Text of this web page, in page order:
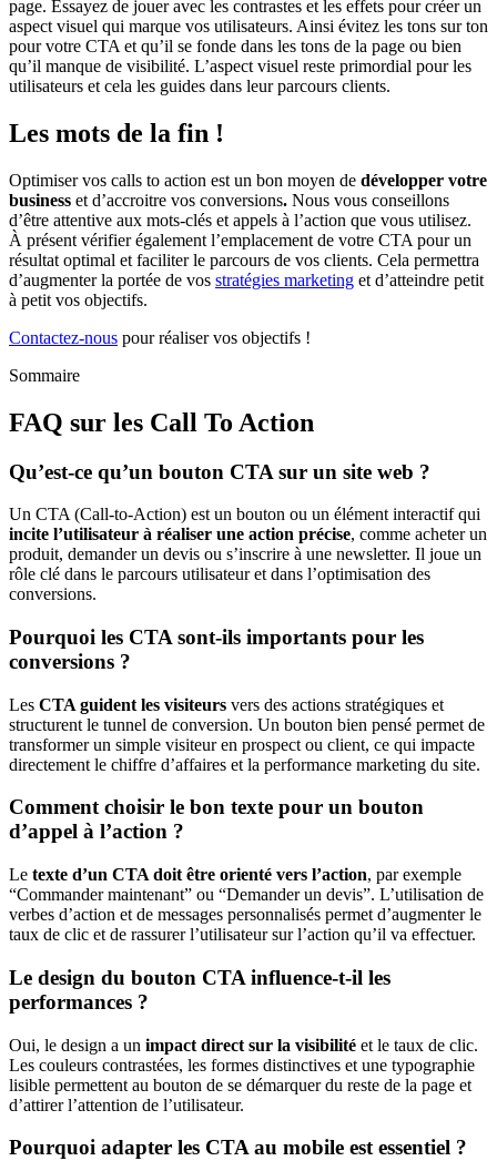
page. Essayez de jouer avec les contrastes et les effets pour créer un
aspect visuel qui marque vos utilisateurs. Ainsi évitez les tons sur ton
pour votre CTA et qu’il se fonde dans les tons de la page ou bien
qu’il manque de visibilité. L’aspect visuel reste primordial pour les
utilisateurs et cela les guides dans leur parcours clients.
Les mots de la fin !
Optimiser vos calls to action est un bon moyen de développer votre
business et d’accroitre vos conversions. Nous vous conseillons
d’être attentive aux mots-clés et appels à l’action que vous utilisez.
À présent vérifier également l’emplacement de votre CTA pour un
résultat optimal et faciliter le parcours de vos clients. Cela permettra
d’augmenter la portée de vos stratégies marketing et d’atteindre petit
à petit vos objectifs.
Contactez-nous pour réaliser vos objectifs !
Sommaire
FAQ sur les Call To Action
Qu’est-ce qu’un bouton CTA sur un site web ?
Un CTA (Call-to-Action) est un bouton ou un élément interactif qui
incite l’utilisateur à réaliser une action précise, comme acheter un
produit, demander un devis ou s’inscrire à une newsletter. Il joue un
rôle clé dans le parcours utilisateur et dans l’optimisation des
conversions.
Pourquoi les CTA sont-ils importants pour les
conversions ?
Les CTA guident les visiteurs vers des actions stratégiques et
structurent le tunnel de conversion. Un bouton bien pensé permet de
transformer un simple visiteur en prospect ou client, ce qui impacte
directement le chiffre d’affaires et la performance marketing du site.
Comment choisir le bon texte pour un bouton
d’appel à l’action ?
Le texte d’un CTA doit être orienté vers l’action, par exemple
“Commander maintenant” ou “Demander un devis”. L’utilisation de
verbes d’action et de messages personnalisés permet d’augmenter le
taux de clic et de rassurer l’utilisateur sur l’action qu’il va effectuer.
Le design du bouton CTA influence-t-il les
performances ?
Oui, le design a un impact direct sur la visibilité et le taux de clic.
Les couleurs contrastées, les formes distinctives et une typographie
lisible permettent au bouton de se démarquer du reste de la page et
d’attirer l’attention de l’utilisateur.
Pourquoi adapter les CTA au mobile est essentiel ?